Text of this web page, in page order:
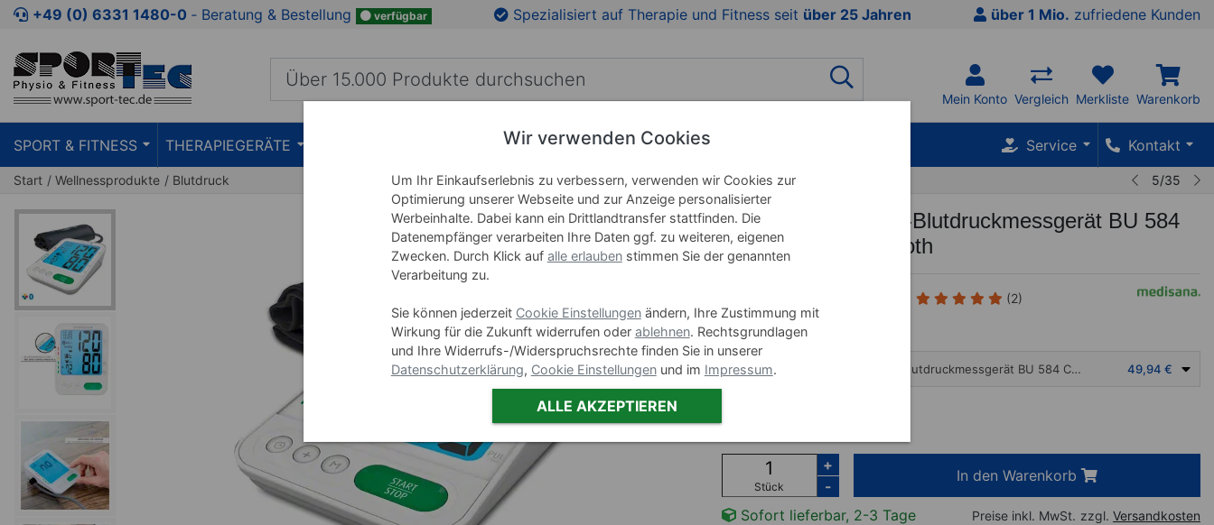
Zum Kaufbereich springen Zur Produktbeschreibung springen Zu den Produktbildern springen
+49 (0) 6331 1480-0 ‐ Beratung & Bestellung verfügbar Spezialisiert auf Therapie und Fitness seit über 25 Jahren über 1 Mio. zufriedene Kunden
Mein Konto Vergleich Merkliste Warenkorb
SPORT & FITNESS THERAPIEGERÄTE LEHRMITTEL WELLNESS Service Kontakt
Start Wellnessprodukte Blutdruck 5/35
Medisana Oberarm-Blutdruckmessgerät BU 584
Connect mit Bluetooth
(2)
Varianten
Medisana Oberarm-Blutdruckmessgerät BU 584 Connect mit Bluetooth 49,94 €
49,94
Stück
+
-
In den Warenkorb
Sofort lieferbar, 2-3 Tage Preise inkl. MwSt. zzgl. Versandkosten
Wir verwenden Cookies
Um Ihr Einkaufserlebnis zu verbessern, verwenden wir Cookies zur
Optimierung unserer Webseite und zur Anzeige personalisierter
Werbeinhalte. Dabei kann ein Drittlandtransfer stattfinden. Die
Datenempfänger verarbeiten Ihre Daten ggf. zu weiteren, eigenen
Zwecken. Durch Klick auf alle erlaubenstimmen Sie der genannten
Verarbeitung zu.
Sie können jederzeit Cookie Einstellungenändern, Ihre Zustimmung mit
Wirkung für die Zukunft widerrufen oder ablehnen. Rechtsgrundlagen
und Ihre Widerrufs-/Widerspruchsrechte finden Sie in unserer
Datenschutzerklärung, Cookie Einstellungenund im Impressum.
ALLE AKZEPTIEREN